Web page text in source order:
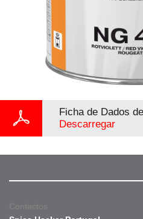
Ficha de Dados
Descarregar
Contactos